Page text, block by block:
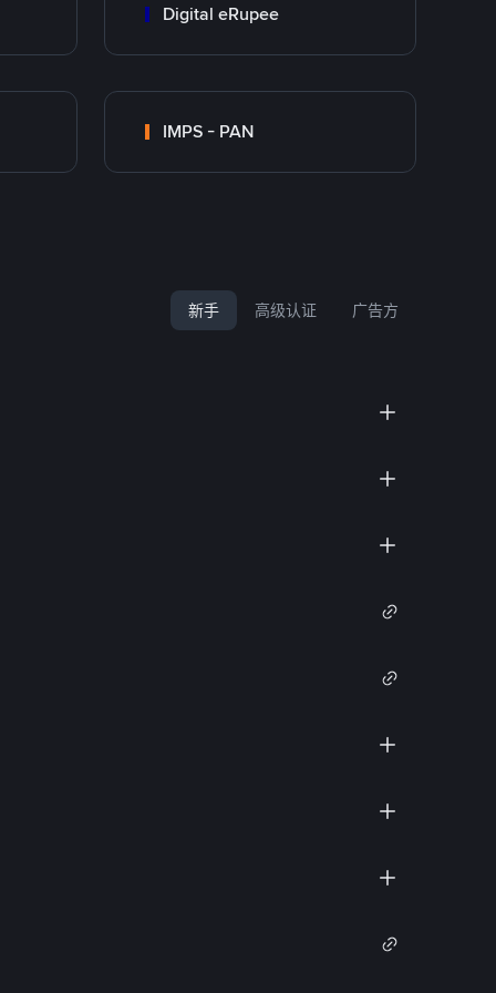
Digital eRupee
IMPS - PAN
新手 高级认证 广告方